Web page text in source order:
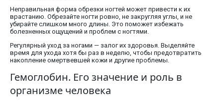
Неправильная форма обрезки ногтей может привести к их
врастанию. Обрезайте ногти ровно, не закругляя углы, и не
убирайте слишком много длины. Это поможет избежать
болезненных ощущений и проблем с ногтями.
Регулярный уход за ногами — залог их здоровья. Выделяйте
время для ухода хотя бы раз в неделю, чтобы предотвратить
накопление омертвевшей кожи и другие проблемы.
Гемоглобин. Его значение и роль в
организме человека